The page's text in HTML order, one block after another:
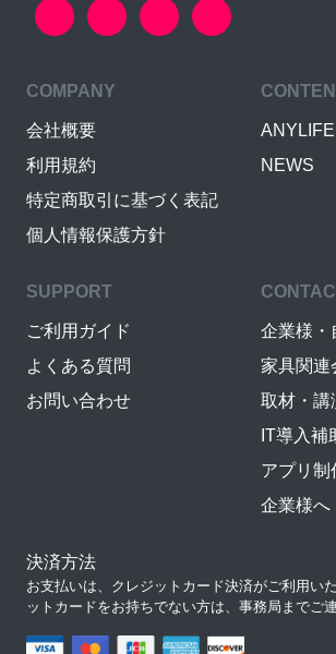
COMPANY
会社概要
利用規約
特定商取引に基づく表記
個人情報保護方針
ANYLIFE
NEWS
SUPPORT
ご利用ガイド
よくある質問
お問い合わせ
企業様・
家具関連
取材・講
IT導入補
アプリ制
企業様へ
決済方法
お支払いは、クレジットカード決済がご利用い
ットカードをお持ちでない方は、事務局までご